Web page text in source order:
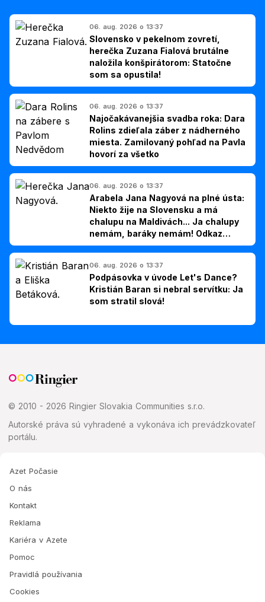
06. aug. 2026 o 13:37
Slovensko v pekelnom zovretí,
herečka Zuzana Fialová brutálne
naložila konšpirátorom: Statočne
som sa opustila!
06. aug. 2026 o 13:37
Najočakávanejšia svadba roka: Dara
Rolins zdieľala záber z nádherného
miesta. Zamilovaný pohľad na Pavla
hovorí za všetko
06. aug. 2026 o 13:37
Arabela Jana Nagyová na plné ústa:
Niekto žije na Slovensku a má
chalupu na Maldivách... Ja chalupy
nemám, baráky nemám! Odkaz
Slovákom
06. aug. 2026 o 13:37
Podpásovka v úvode Let's Dance?
Kristián Baran si nebral servítku: Ja
som stratil slová!
© 2010 - 2026 Ringier Slovakia Communities s.r.o.
Autorské práva sú vyhradené a vykonáva ich prevádzkovateľ
portálu.
Azet Počasie
O nás
Kontakt
Reklama
Kariéra v Azete
Pomoc
Pravidlá používania
Cookies